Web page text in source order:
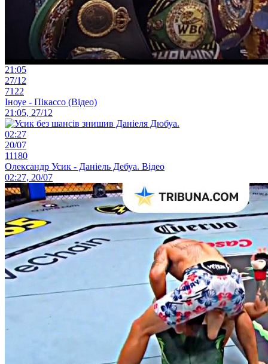
21:05
27/12
7122
Іноуе - Пікассо (Відео)
21:05, 27/12
02:27
20/07
11180
Олександр Усик - Даніель Дебуа. Відео
02:27, 20/07